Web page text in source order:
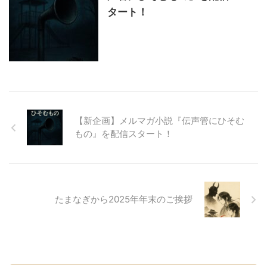
タート！
【新企画】メルマガ小説『伝声管にひそむ
もの』を配信スタート！
たまなぎから2025年年末のご挨拶